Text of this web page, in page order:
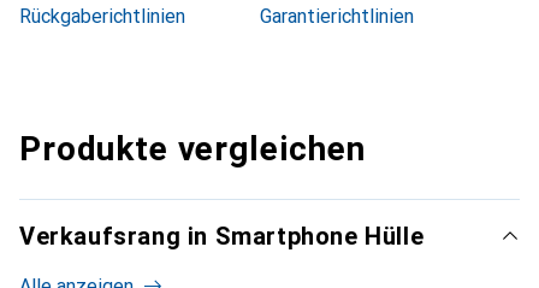
Rückgaberichtlinien
Garantierichtlinien
Produkte vergleichen
Verkaufsrang in Smartphone Hülle